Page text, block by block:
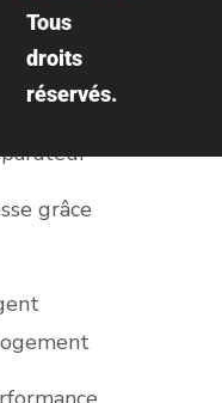
grâce
Tous
droits
réservés.